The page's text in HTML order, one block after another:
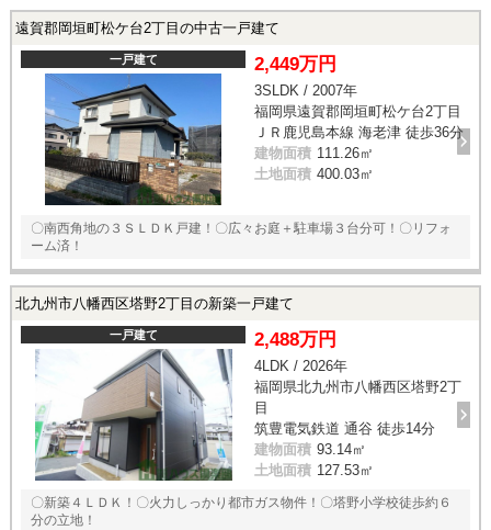
遠賀郡岡垣町松ケ台2丁目の中古一戸建て
一戸建て 2,449万円
3SLDK / 2007年
福岡県遠賀郡岡垣町松ケ台2丁目
ＪＲ鹿児島本線 海老津 徒歩36分
建物面積 111.26㎡
土地面積 400.03㎡
〇南西角地の３ＳＬＤＫ戸建！〇広々お庭＋駐車場３台分可！〇リフォ
ーム済！
北九州市八幡西区塔野2丁目の新築一戸建て
一戸建て 2,488万円
4LDK / 2026年
福岡県北九州市八幡西区塔野2丁
目
筑豊電気鉄道 通谷 徒歩14分
建物面積 93.14㎡
土地面積 127.53㎡
〇新築４ＬＤＫ！〇火力しっかり都市ガス物件！〇塔野小学校徒歩約６
分の立地！